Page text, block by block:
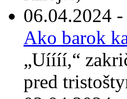
06.04.2024
Ako barok
„Uíííí,“
pred